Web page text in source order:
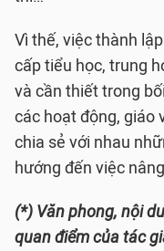
Vì thế, việc thành
cấp tiểu học, trung
và cần thiết trong
các hoạt động, giáo
chia sẻ với nhau
hướng đến việc
(*) Văn phong, nội
quan điểm của tác